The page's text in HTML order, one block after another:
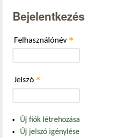
Bejelentkezés
Felhasználónév *
Jelszó *
Új fiók létrehozása
Új jelszó igénylése